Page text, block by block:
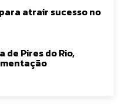
atrair sucesso no
Pires do Rio,